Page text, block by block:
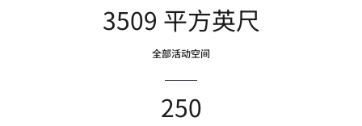
3509 平方英尺
全部活动空间
250